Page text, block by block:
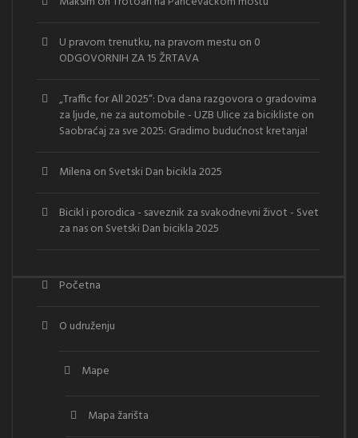
U pravom trenutku, na pravom mestu on 0
ODGOVORNIH ZA 15 ŽRTAVA
„Traffic for All 2025“: Dva dana razgovora o gradovima
za ljude, ne za automobile - UZB Ulice za bicikliste on
Saobraćaj za sve 2025: Gradimo budućnost kretanja!
Milena on Svetski Dan bicikla 2025
Bicikl i porodica - saveznik za svakodnevni život - Svet
za nason Svetski Dan bicikla 2025
Početna
O udruženju
Mape
Mapa žarišta